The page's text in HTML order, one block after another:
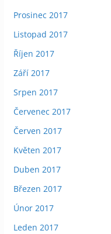
Prosinec 2017
Listopad 2017
Říjen 2017
Září 2017
Srpen 2017
Červenec 2017
Červen 2017
Květen 2017
Duben 2017
Březen 2017
Únor 2017
Leden 2017